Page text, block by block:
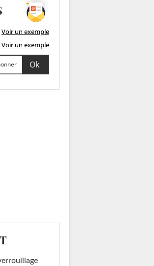
Voir un exemple
Voir un exemple